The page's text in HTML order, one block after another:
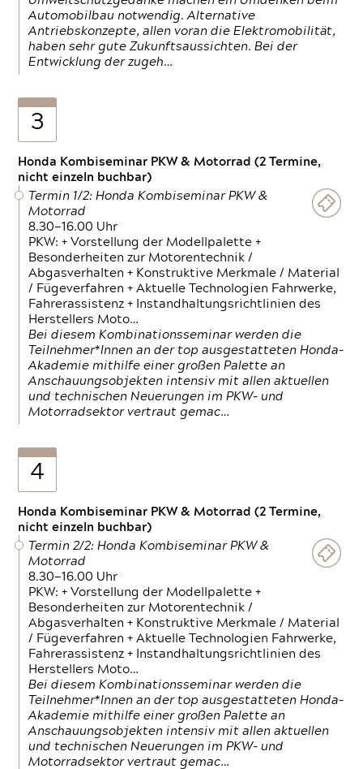
Automobilbau notwendig. Alternative
Antriebskonzepte, allen voran die Elektromobilität,
haben sehr gute Zukunftsaussichten. Bei der
Entwicklung der zugeh…
3
Honda Kombiseminar PKW & Motorrad (2 Termine,
nicht einzeln buchbar)
Termin 1/2: Honda Kombiseminar PKW &
Motorrad
8.30—16.00 Uhr
PKW: + Vorstellung der Modellpalette +
Besonderheiten zur Motorentechnik /
Abgasverhalten + Konstruktive Merkmale / Material
/ Fügeverfahren + Aktuelle Technologien Fahrwerke,
Fahrerassistenz + Instandhaltungsrichtlinien des
Herstellers Moto…
Bei diesem Kombinationsseminar werden die
Teilnehmer*Innen an der top ausgestatteten Honda-
Akademie mithilfe einer großen Palette an
Anschauungsobjekten intensiv mit allen aktuellen
und technischen Neuerungen im PKW- und
Motorradsektor vertraut gemac…
4
Honda Kombiseminar PKW & Motorrad (2 Termine,
nicht einzeln buchbar)
Termin 2/2: Honda Kombiseminar PKW &
Motorrad
8.30—16.00 Uhr
PKW: + Vorstellung der Modellpalette +
Besonderheiten zur Motorentechnik /
Abgasverhalten + Konstruktive Merkmale / Material
/ Fügeverfahren + Aktuelle Technologien Fahrwerke,
Fahrerassistenz + Instandhaltungsrichtlinien des
Herstellers Moto…
Bei diesem Kombinationsseminar werden die
Teilnehmer*Innen an der top ausgestatteten Honda-
Akademie mithilfe einer großen Palette an
Anschauungsobjekten intensiv mit allen aktuellen
und technischen Neuerungen im PKW- und
Motorradsektor vertraut gemac…